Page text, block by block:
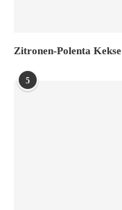
Zitronen-Polenta Kekse
5